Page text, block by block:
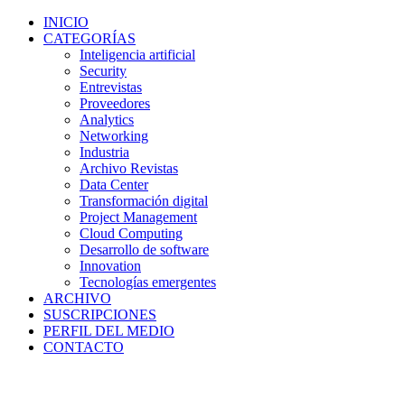
INICIO
CATEGORÍAS
Inteligencia artificial
Security
Entrevistas
Proveedores
Analytics
Networking
Industria
Archivo Revistas
Data Center
Transformación digital
Project Management
Cloud Computing
Desarrollo de software
Innovation
Tecnologías emergentes
ARCHIVO
SUSCRIPCIONES
PERFIL DEL MEDIO
CONTACTO